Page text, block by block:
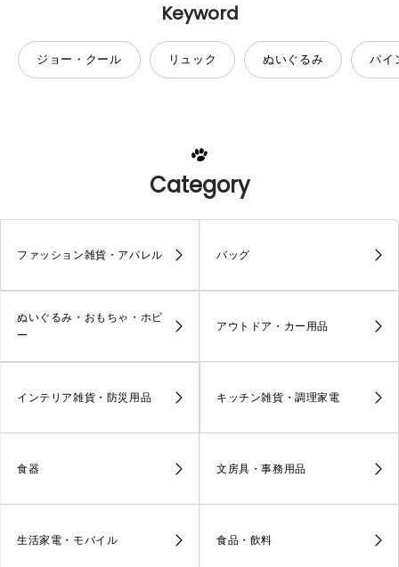
Keyword
ジョー・クール リュック ぬいぐるみ パイ
Category
ファッション雑貨・アパレル バッグ
ぬいぐるみ・おもちゃ・ホビ
ー
アウトドア・カー用品
インテリア雑貨・防災用品 キッチン雑貨・調理家電
食器 文房具・事務用品
生活家電・モバイル 食品・飲料